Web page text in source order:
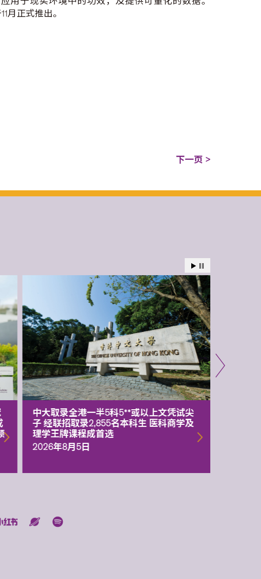
月正式推出。
下一页 >
中大取录全港一半5科5**或以上文凭试尖
子 经联招取录2,855名本科生 医科商学及
理学王牌课程成首选
2026年8月5日